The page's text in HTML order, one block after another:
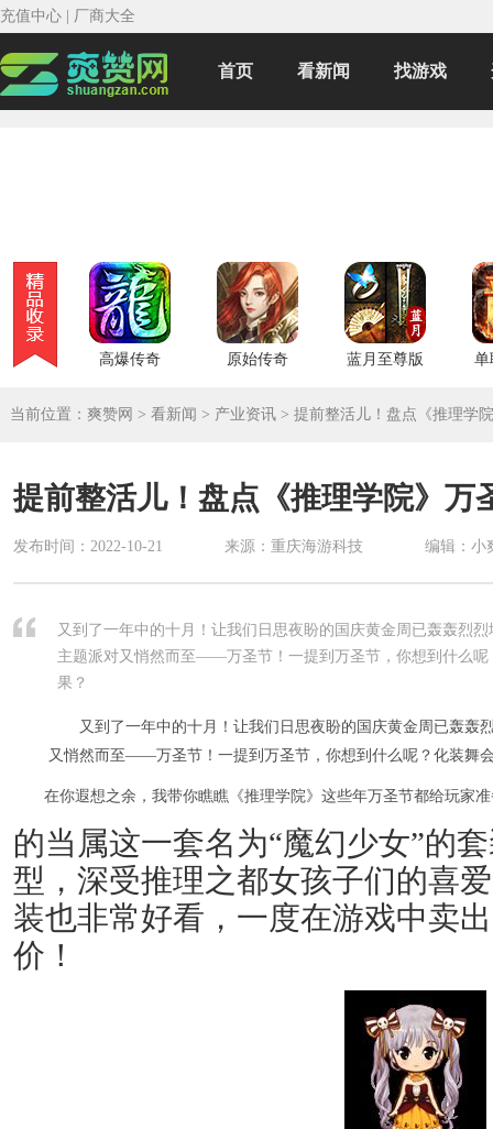
充值中心 厂商大全
首页 看新闻 找游戏
高爆传奇 原始传奇 蓝月至尊版 单
当前位置： 爽赞网 > 看新闻 > 产业资讯 > 提前整活儿！盘点《推理学
提前整活儿！盘点《推理学院》万
发布时间： 2022-10-21 来源：重庆海游科技 编辑：小
又到了一年中的十月！让我们日思夜盼的国庆黄金周已轰轰烈
主题派对又悄然而至——万圣节！一提到万圣节，你想到什么呢
果？
又到了一年中的十月！让我们日思夜盼的国庆黄金周已轰轰
又悄然而至——万圣节！一提到万圣节，你想到什么呢？化装舞
在你遐想之余，我带你瞧瞧《推理学院》这些年万圣节都给玩家
的当属这一套名为“魔幻少女”的
型，深受推理之都女孩子们的喜
装也非常好看，一度在游戏中卖
价！